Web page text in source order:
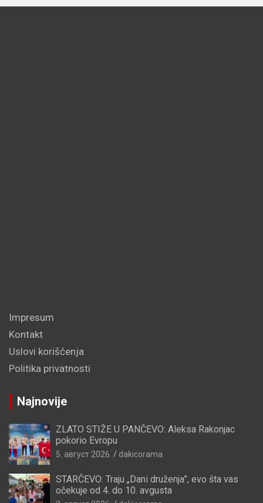
Impresum
Kontakt
Uslovi korišćenja
Politika privatnosti
Najnovije
ZLATO STIŽE U PANČEVO: Aleksa Rakonjac
pokorio Evropu
5. август 2026. dakicorama
STARČEVO: Traju „Dani druženja”, evo šta vas
očekuje od 4. do 10. avgusta